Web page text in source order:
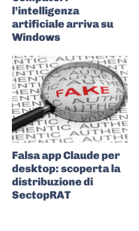
l’intelligenza
artificiale arriva su
Windows
Falsa app Claude per
desktop: scoperta la
distribuzione di
SectopRAT